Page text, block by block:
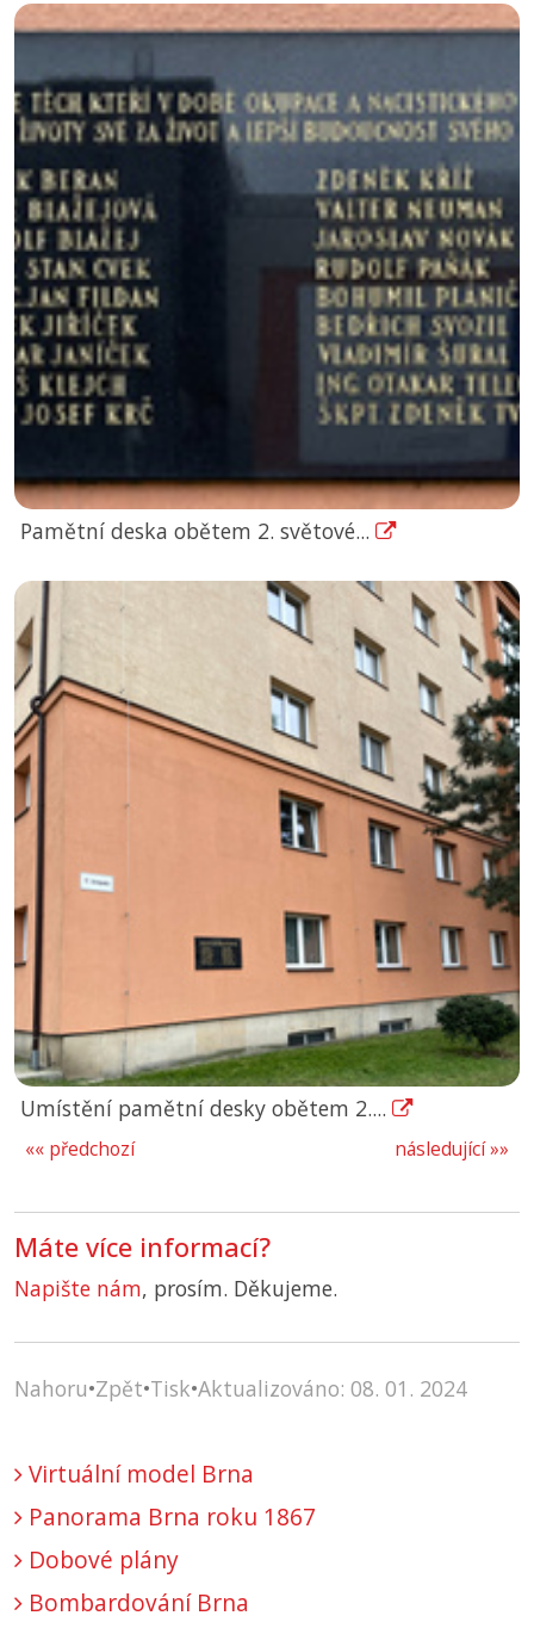
Pamětní deska obětem 2. světové...
Umístění pamětní desky obětem 2....
následující »»
«« předchozí
Máte více informací?
Napište nám, prosím. Děkujeme.
Nahoru•Zpět•Tisk•Aktualizováno: 08. 01. 2024
Virtuální model Brna
Panorama Brna roku 1867
Dobové plány
Bombardování Brna